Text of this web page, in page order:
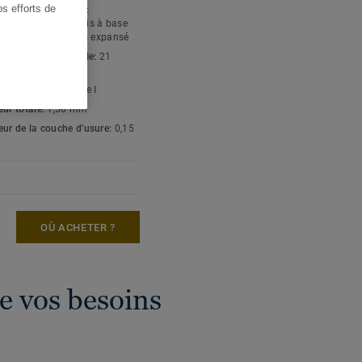
revêtement de sol:
de sol amortis à base
de vinyle) expansé
d'usage résidentielle: 21
Type I
totale:1,50 mm
de la couche d'usure: 0,15
OÙ ACHETER ?
vos besoins
efforts de